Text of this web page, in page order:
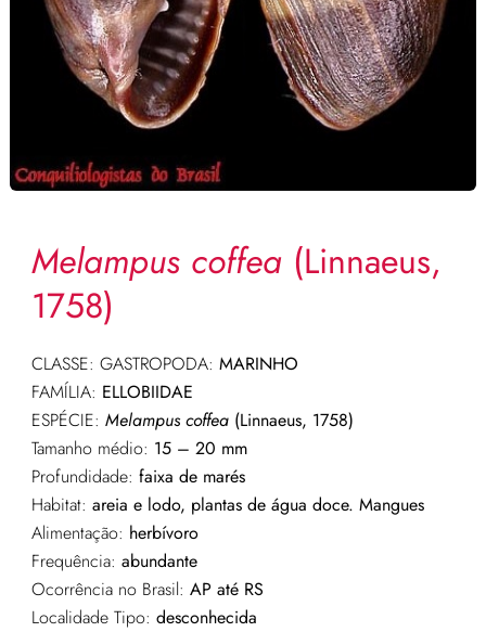
Melampus coffea(Linnaeus,
1758)
CLASSE: GASTROPODA: MARINHO
FAMÍLIA: ELLOBIIDAE
ESPÉCIE: Melampus coffea(Linnaeus, 1758)
Tamanho médio: 15 – 20 mm
Profundidade: faixa de marés
Habitat: areia e lodo, plantas de água doce. Mangues
Alimentação: herbívoro
Frequência: abundante
Ocorrência no Brasil: AP até RS
Localidade Tipo: desconhecida